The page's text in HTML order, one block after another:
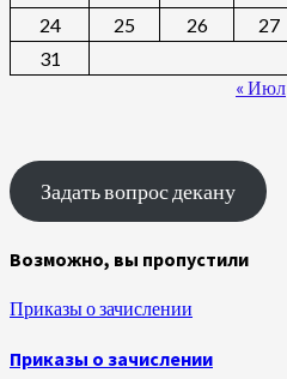
24
25 26 27
31
« Июл
Задать вопрос декану
Возможно, вы пропустили
Приказы о зачислении
Приказы о зачислении